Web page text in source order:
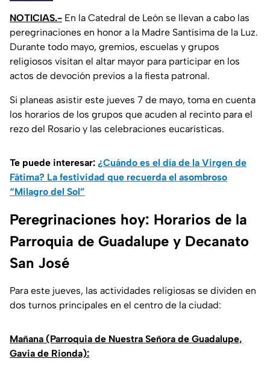
NOTICIAS.- En la Catedral de León se llevan a cabo las
peregrinaciones en honor a la Madre Santísima de la Luz.
Durante todo mayo, gremios, escuelas y grupos
religiosos visitan el altar mayor para participar en los
actos de devoción previos a la fiesta patronal.
Si planeas asistir este jueves 7 de mayo, toma en cuenta
los horarios de los grupos que acuden al recinto para el
rezo del Rosario y las celebraciones eucarísticas.
Te puede interesar: ¿Cuándo es el día de la Virgen de
Fátima? La festividad que recuerda el asombroso
“Milagro del Sol”
Peregrinaciones hoy: Horarios de la
Parroquia de Guadalupe y Decanato
San José
Para este jueves, las actividades religiosas se dividen en
dos turnos principales en el centro de la ciudad:
Mañana (Parroquia de Nuestra Señora de Guadalupe,
Gavia de Rionda):